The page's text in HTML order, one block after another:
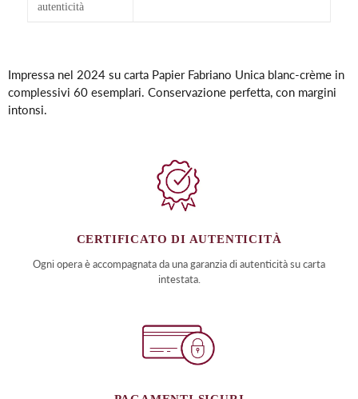
autenticità
prodotto
nel
carrello
Impressa nel 2024 su carta Papier Fabriano Unica blanc-crème in
complessivi 60 esemplari. Conservazione perfetta, con margini
intonsi.
CERTIFICATO DI AUTENTICITÀ
Ogni opera è accompagnata da una garanzia di autenticità su carta
intestata.